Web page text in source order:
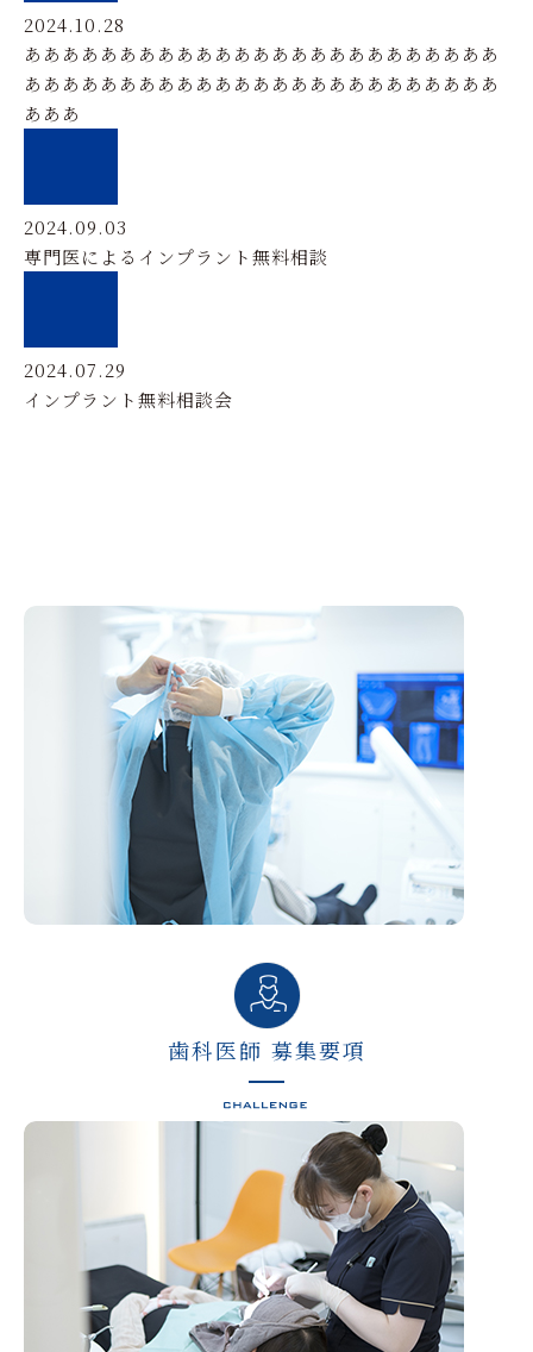
2024.10.28
あああああああああああああああああああああああああ
あああああああああああああああああああああああああ
あああ
2024.09.03
専門医によるインプラント無料相談
2024.07.29
インプラント無料相談会
歯科医師 募集要項